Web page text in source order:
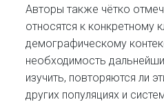
Авторы также чётко
относятся к конкретному
демографическому
необходимость
изучить, повторяются ли
других популяциях и